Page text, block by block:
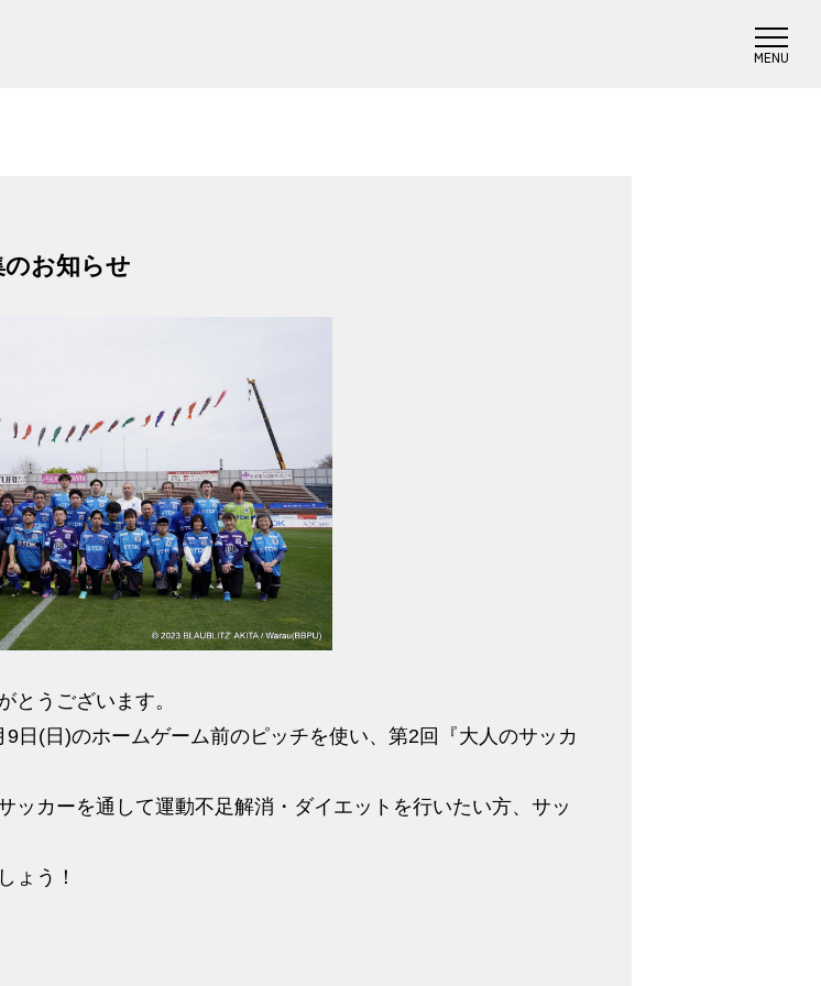
のお知らせ
とうございます。
日(日)のホームゲーム前のピッチを使い、第2回『大人のサッカ
ッカーを通して運動不足解消・ダイエットを行いたい方、サッ
ょう！